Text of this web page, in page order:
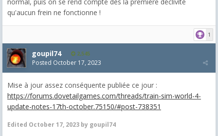
qu'aucun frein ne fonctionne !
1
goupil74 2,545
Posted October 17, 2023
Mise à jour assez conséquente publiée ce jour :
https://forums.dovetailgames.com/threads/train-sim-world-4-
update-notes-17th-october.75150/#post-738351
Edited October 17, 2023 by goupil74